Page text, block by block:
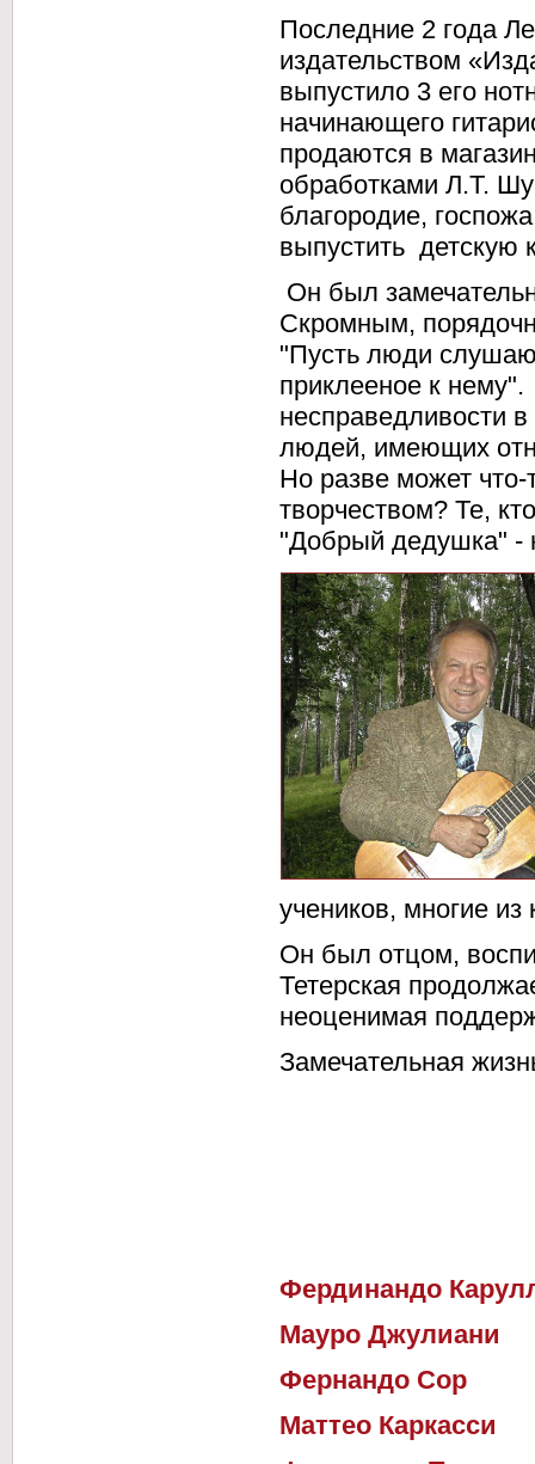
Последние 2 года
издательством
выпустило 3 его
начинающего
продаются в
обработками Л.Т.
благородие,
выпустить детскую
Он был
Скромным,
"Пусть люди
приклееное к
несправедливости
людей, имеющих
Но разве может что-
творчеством? Те,
"Добрый дедушка" -
учеников, многие
Он был отцом,
Тетерская
неоценимая
Замечательная
Фердинандо
Мауро Джулиани
Фернандо Сор
Маттео Каркасси